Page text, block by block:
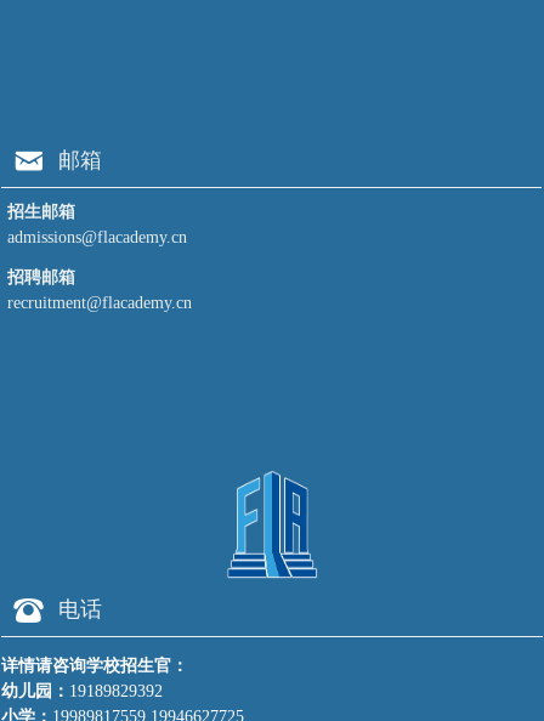
邮箱
낂
招生邮箱
admissions@flacademy.cn
招聘邮箱
recruitment@flacademy.cn
电话
뀰
详情请咨询学校招生官：
幼儿园： 19189829392
小学： 19989817559 19946627725